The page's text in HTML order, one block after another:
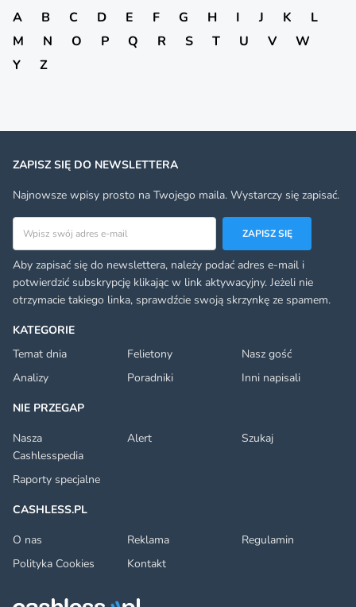
A B C D E F G H I J K
L
M
N O P Q R S T U V
W
Y
Z
KATEGORIE
Temat dnia
Felietony
Nasz gość
Analizy
Poradniki
Inni napisali
NIE PRZEGAP
Nasza
Cashlesspedia
Alert Szukaj
Raporty specjalne
CASHLESS.PL
O nas
Reklama
Regulamin
Polityka Cookies
Kontakt
ZAPISZ SIĘ DO NEWSLETTERA
Najnowsze wpisy prosto na Twojego maila. Wystarczy się zapisać.
Adres email
ZAPISZ SIĘ
Aby zapisać się do newslettera, należy podać adres e-mail i
potwierdzić subskrypcję klikając w link aktywacyjny. Jeżeli nie
otrzymacie takiego linka, sprawdźcie swoją skrzynkę ze spamem.